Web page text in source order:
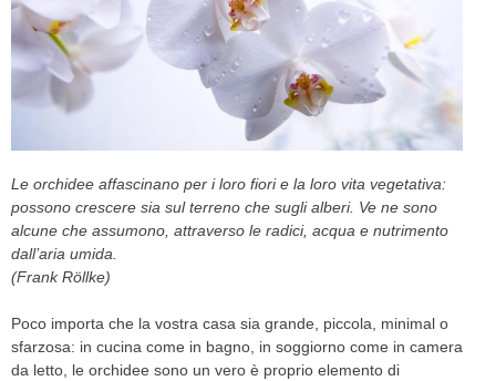
BEAUTY
TRAVEL
VIDEO
CONTACT
Le orchidee affascinano per i loro fiori e la loro vita vegetativa:
possono crescere sia sul terreno che sugli alberi. Ve ne sono
alcune che assumono, attraverso le radici, acqua e nutrimento
dall’aria umida.
(Frank Röllke)
Poco importa che la vostra casa sia grande, piccola, minimal o
sfarzosa: in cucina come in bagno, in soggiorno come in camera
da letto, le orchidee sono un vero è proprio elemento di